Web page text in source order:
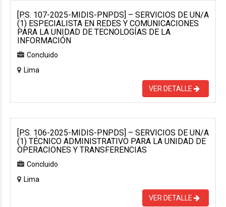
[P.S. 107-2025-MIDIS-PNPDS] – SERVICIOS DE UN/A
(1) ESPECIALISTA EN REDES Y COMUNICACIONES
PARA LA UNIDAD DE TECNOLOGÍAS DE LA
INFORMACIÓN
Concluido
Lima
VER DETALLE
[P.S. 106-2025-MIDIS-PNPDS] – SERVICIOS DE UN/A
(1) TÉCNICO ADMINISTRATIVO PARA LA UNIDAD DE
OPERACIONES Y TRANSFERENCIAS
Concluido
Lima
VER DETALLE